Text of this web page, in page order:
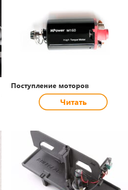
Поступление моторов
Читать